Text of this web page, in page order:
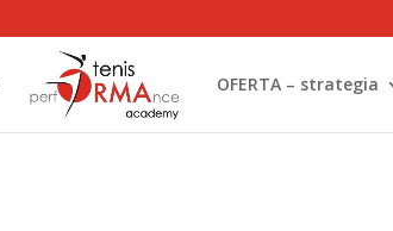
OFERTA – strategia